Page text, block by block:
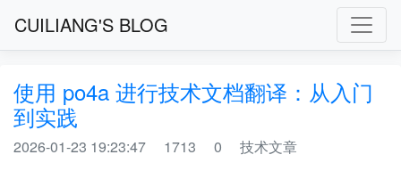
CUILIANG'S BLOG
使用 po4a 进行技术文档翻译：从入门
到实践
2026-01-23 19:23:47 1713 0
技术文章